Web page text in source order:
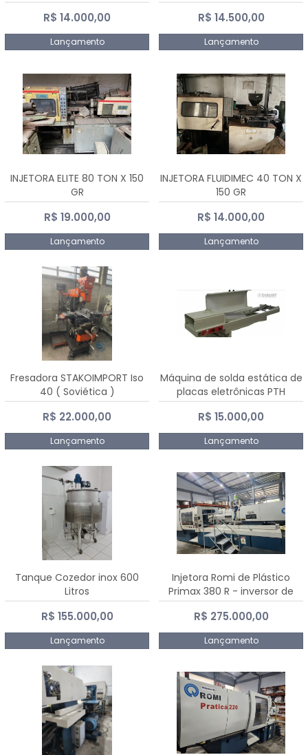
R$ 14.000,00
Lançamento
R$ 14.500,00
Lançamento
INJETORA ELITE 80 TON X 150
GR
R$ 19.000,00
Lançamento
INJETORA FLUIDIMEC 40 TON X
150 GR
R$ 14.000,00
Lançamento
Fresadora STAKOIMPORT Iso
40 ( Soviética )
R$ 22.000,00
Lançamento
Máquina de solda estática de
placas eletrônicas PTH
DIALSAT
R$ 15.000,00
Lançamento
Tanque Cozedor inox 600
Litros
R$ 155.000,00
Lançamento
Injetora Romi de Plástico
Primax 380 R - inversor de
frequência NR 12 - 2008
R$ 275.000,00
Lançamento